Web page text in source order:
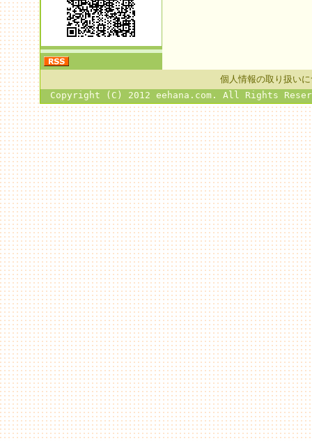
個人情報の取り扱い
Copyright (C) 2012 eehana.com. All Rights Reserved.